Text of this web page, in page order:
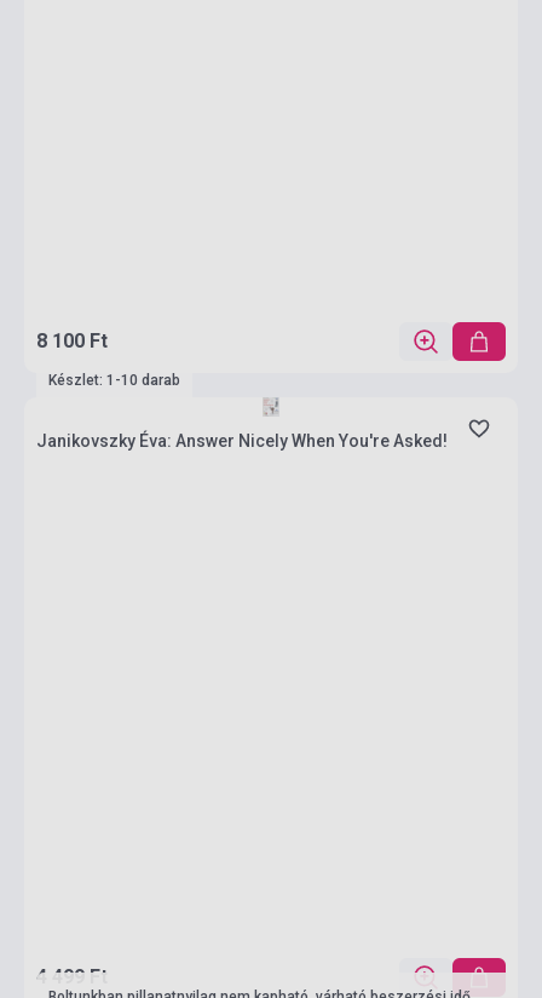
8 100 Ft
Készlet: 1-10 darab
Janikovszky Éva: Answer Nicely When You're Asked!
4 499 Ft